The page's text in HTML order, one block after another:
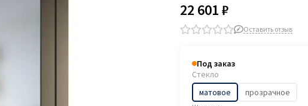
22 601 ₽
Оставить отзыв
Под заказ
Стекло
матовое
прозрачное